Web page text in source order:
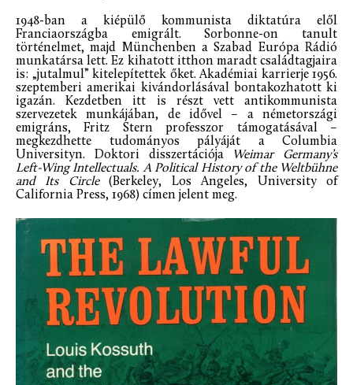
1948-ban a kiépülő kommunista diktatúra elől
Franciaországba emigrált. Sorbonne-on tanult
történelmet, majd Münchenben a Szabad Európa Rádió
munkatársa lett. Ez kihatott itthon maradt családtagjaira
is: „jutalmul” kitelepítettek őket. Akadémiai karrierje 1956.
szeptemberi amerikai kivándorlásával bontakozhatott ki
igazán. Kezdetben itt is részt vett antikommunista
szervezetek munkájában, de idővel – a németországi
emigráns, Fritz Stern professzor támogatásával –
megkezdhette tudományos pályáját a Columbia
Universityn. Doktori disszertációja
Weimar Germany’s
Left-Wing Intellectuals. A Political History of the Weltbühne
and Its Circle(Berkeley, Los Angeles, University of
California Press, 1968) címen jelent meg.